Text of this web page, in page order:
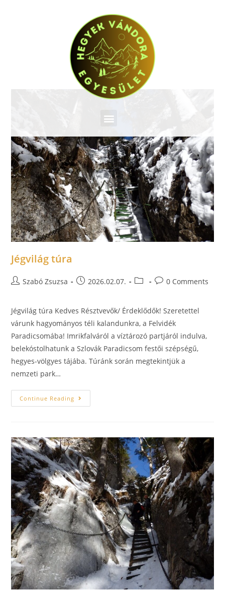
Jégvilág túra
Szabó Zsuzsa 2026.02.07. 0 Comments
Jégvilág túra Kedves Résztvevők/ Érdeklődők! Szeretettel
várunk hagyományos téli kalandunkra, a Felvidék
Paradicsomába! Imrikfalváról a víztározó partjáról indulva,
belekóstolhatunk a Szlovák Paradicsom festői szépségű,
hegyes-völgyes tájába. Túránk során megtekintjük a
nemzeti park…
Continue Reading